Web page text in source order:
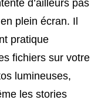
d’ailleurs pas
plein écran. Il
pratique
fichiers sur votre
lumineuses,
les stories